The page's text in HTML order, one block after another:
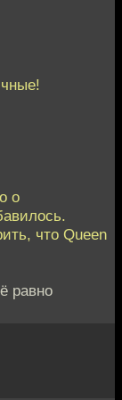
о
что Queen
равно